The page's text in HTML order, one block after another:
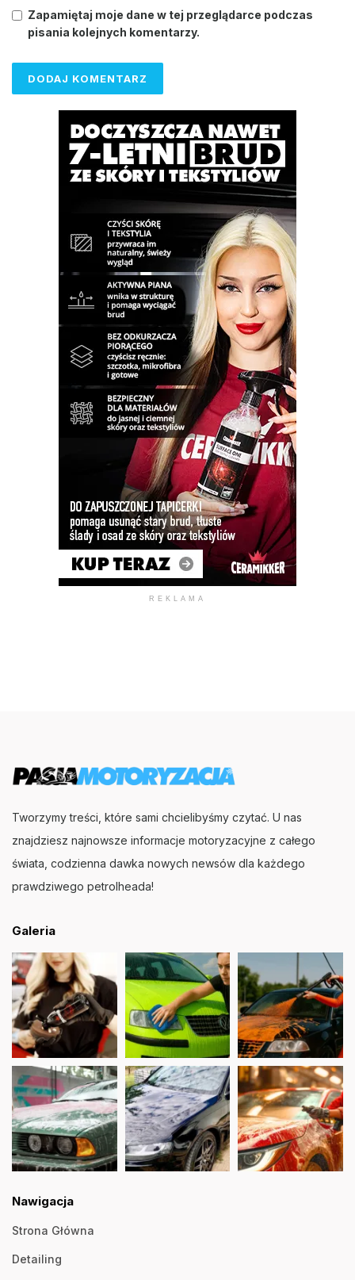
Zapamiętaj moje dane w tej przeglądarce podczas
pisania kolejnych komentarzy.
REKLAMA
Tworzymy treści, które sami chcielibyśmy czytać. U nas
znajdziesz najnowsze informacje motoryzacyjne z całego
świata, codzienna dawka nowych newsów dla każdego
prawdziwego petrolheada!
Galeria
Nawigacja
Strona Główna
Detailing